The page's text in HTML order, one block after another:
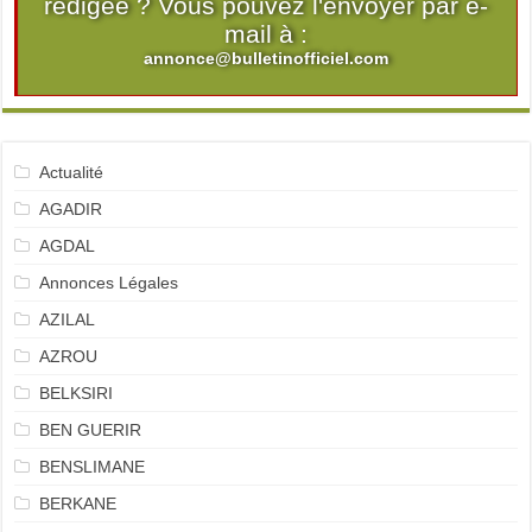
mail à :
annonce@bulletinofficiel.com
Actualité
AGADIR
AGDAL
Annonces Légales
AZILAL
AZROU
BELKSIRI
BEN GUERIR
BENSLIMANE
BERKANE